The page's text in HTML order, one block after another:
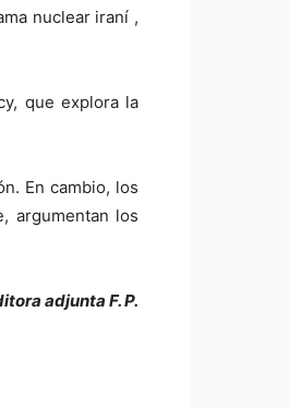
nuclear iraní ,
que explora la
En cambio, los
argumentan los
adjunta F. P.